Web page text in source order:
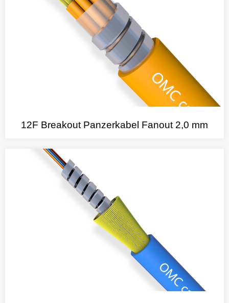
12F Breakout Panzerkabel Fanout 2,0 mm